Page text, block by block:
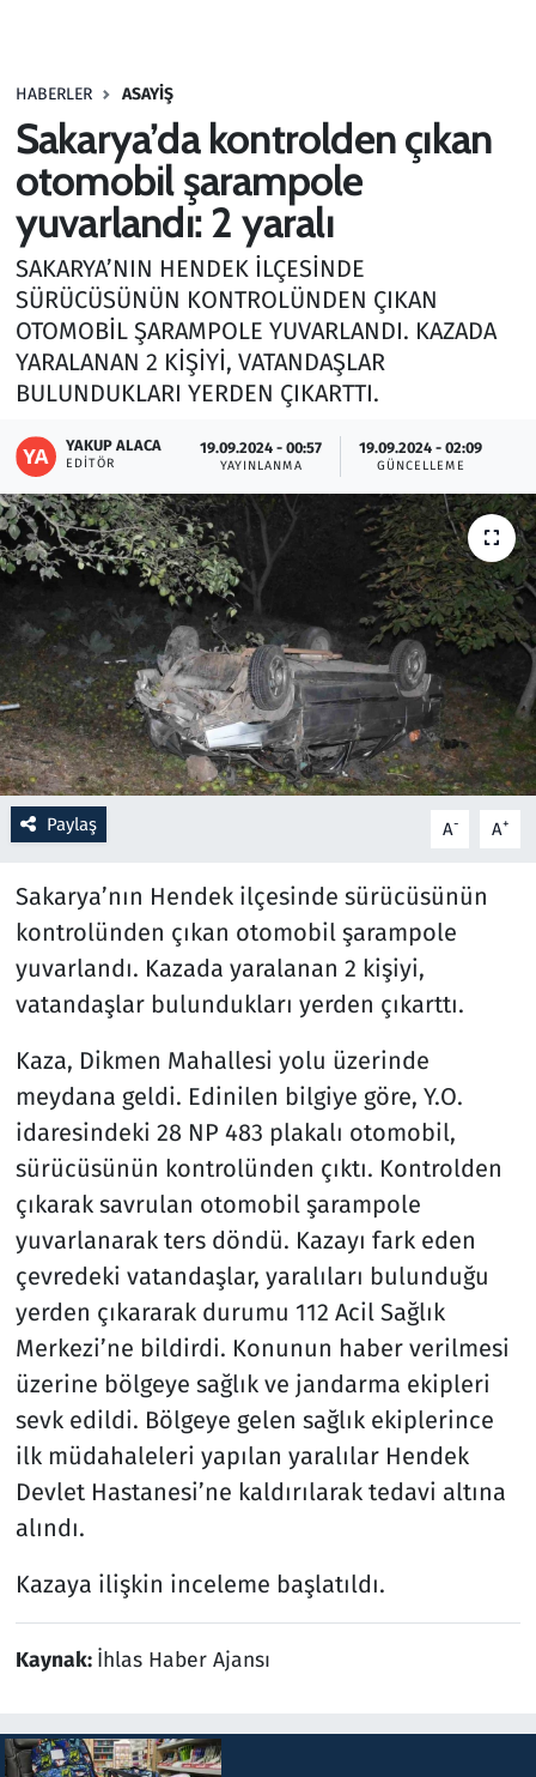
HABERLER ASAYIŞ
Sakarya’da kontrolden çıkan
otomobil şarampole
yuvarlandı: 2 yaralı
SAKARYA’NIN HENDEK İLÇESİNDE
SÜRÜCÜSÜNÜN KONTROLÜNDEN ÇIKAN
OTOMOBİL ŞARAMPOLE YUVARLANDI. KAZADA
YARALANAN 2 KİŞİYİ, VATANDAŞLAR
BULUNDUKLARI YERDEN ÇIKARTTI.
YAKUP ALACA
EDITÖR
19.09.2024 - 00:57
YAYINLANMA
19.09.2024 - 02:09
GÜNCELLEME
Paylaş A- A+
Sakarya’nın Hendek ilçesinde sürücüsünün
kontrolünden çıkan otomobil şarampole
yuvarlandı. Kazada yaralanan 2 kişiyi,
vatandaşlar bulundukları yerden çıkarttı.
Kaza, Dikmen Mahallesi yolu üzerinde
meydana geldi. Edinilen bilgiye göre, Y.O.
idaresindeki 28 NP 483 plakalı otomobil,
sürücüsünün kontrolünden çıktı. Kontrolden
çıkarak savrulan otomobil şarampole
yuvarlanarak ters döndü. Kazayı fark eden
çevredeki vatandaşlar, yaralıları bulunduğu
yerden çıkararak durumu 112 Acil Sağlık
Merkezi’ne bildirdi. Konunun haber verilmesi
üzerine bölgeye sağlık ve jandarma ekipleri
sevk edildi. Bölgeye gelen sağlık ekiplerince
ilk müdahaleleri yapılan yaralılar Hendek
Devlet Hastanesi’ne kaldırılarak tedavi altına
alındı.
Kazaya ilişkin inceleme başlatıldı.
Kaynak: İhlas Haber Ajansı
Haber
Kültür Sanat
Kurumsal Haberler
Lezzet Durağı
Memur ve Kamu
Otomobil
Oyun
Ramazan
Resmi İlanlar
Rüya Tabirleri
Sağlık
Savunma Sanayi
Seçim 2023
Spor
Teknoloji ve Bilim
Televizyon